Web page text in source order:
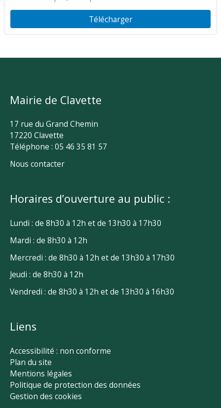
Télécharger
Mairie de Clavette
17 rue du Grand Chemin
17220 Clavette
Téléphone : 05 46 35 81 57
Nous contacter
Horaires d’ouverture au public :
Lundi : de 8h30 à 12h et de 13h30 à 17h30
Mardi : de 8h30 à 12h
Mercredi : de 8h30 à 12h et de 13h30 à 17h30
Jeudi : de 8h30 à 12h
Vendredi : de 8h30 à 12h et de 13h30 à 16h30
Liens
Accessibilité : non conforme
Plan du site
Mentions légales
Politique de protection des données
Gestion des cookies